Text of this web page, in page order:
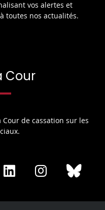
vos alertes et
toutes nos actualités.
Cour
Cour de cassation sur les
Share
LinkedIn
Share
Instagram